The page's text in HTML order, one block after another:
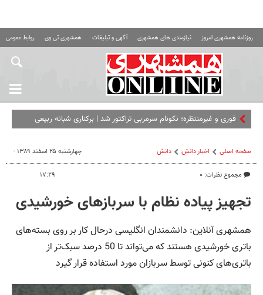
روزنامه همشهری امروز نیازمندی های همشهری آگهی و تبلیغات همشهری تی وی روابط عمومی
فوری و غیرمنتظره؛‌ نکونام سرمربی تراکتور شد | برکناری شبانه ربیعی
صفحه اصلی اخبار دانش دانش
مجموع نظرات: ۰
چهارشنبه ۲۵ اسفند ۱۳۸۹ -
۱۷:۲۹
تجهیز پیاده‌ نظام با سربازهای خورشیدی
همشهری آنلاین: دانشمندان انگلیسی درحال کار بر روی بسته‌های
باتری خورشیدی هستند که می‌تواند تا 50 درصد سبک‌تر از
باتری‌های کنونی توسط سربازان مورد استفاده قرار گیرد